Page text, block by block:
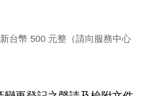
台幣 500 元整（請向服務中心